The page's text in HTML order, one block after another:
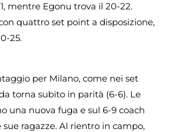
mentre Egonu trova il 20-22.
quattro set point a disposizione,
25.
per Milano, come nei set
torna subito in parità (6-6). Le
una nuova fuga e sul 6-9 coach
ragazze. Al rientro in campo,